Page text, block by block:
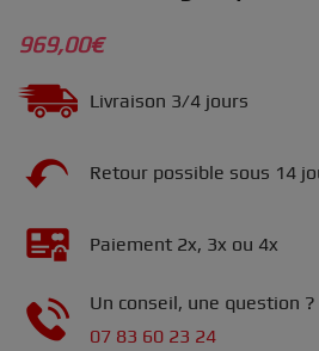
969,00€
Livraison 3/4 jours
Retour possible sous 14
Paiement 2x, 3x ou 4x
Un conseil, une question ?
07 83 60 23 24